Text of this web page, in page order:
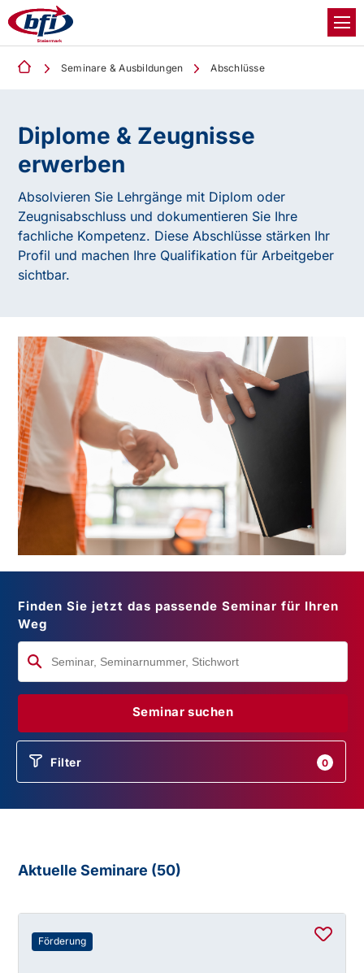
Seminare & Ausbildungen Abschlüsse
Diplome & Zeugnisse
erwerben
Absolvieren Sie Lehrgänge mit Diplom oder
Zeugnisabschluss und dokumentieren Sie Ihre
fachliche Kompetenz. Diese Abschlüsse stärken Ihr
Profil und machen Ihre Qualifikation für Arbeitgeber
sichtbar.
Finden Sie jetzt das passende Seminar für Ihren
Weg
Seminar suchen
Filter 0
Aktuelle Seminare (50)
Förderung